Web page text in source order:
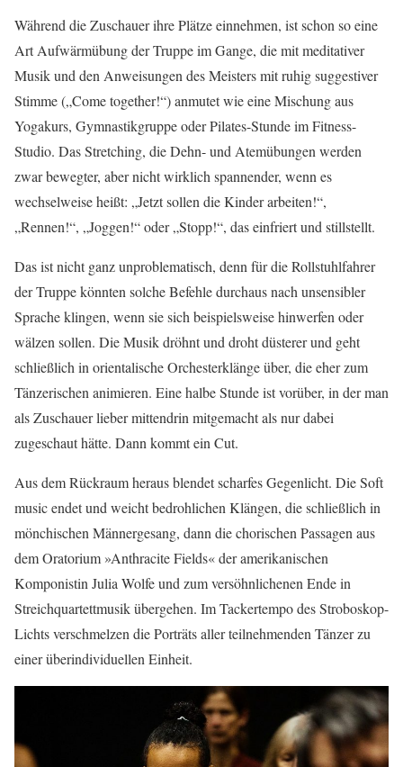
Während die Zuschauer ihre Plätze einnehmen, ist schon so eine
Art Aufwärmübung der Truppe im Gange, die mit meditativer
Musik und den Anweisungen des Meisters mit ruhig suggestiver
Stimme („Come together!“) anmutet wie eine Mischung aus
Yogakurs, Gymnastikgruppe oder Pilates-Stunde im Fitness-
Studio. Das Stretching, die Dehn- und Atemübungen werden
zwar bewegter, aber nicht wirklich spannender, wenn es
wechselweise heißt: „Jetzt sollen die Kinder arbeiten!“,
„Rennen!“, „Joggen!“ oder „Stopp!“, das einfriert und stillstellt.
Das ist nicht ganz unproblematisch, denn für die Rollstuhlfahrer
der Truppe könnten solche Befehle durchaus nach unsensibler
Sprache klingen, wenn sie sich beispielsweise hinwerfen oder
wälzen sollen. Die Musik dröhnt und droht düsterer und geht
schließlich in orientalische Orchesterklänge über, die eher zum
Tänzerischen animieren. Eine halbe Stunde ist vorüber, in der man
als Zuschauer lieber mittendrin mitgemacht als nur dabei
zugeschaut hätte. Dann kommt ein Cut.
Aus dem Rückraum heraus blendet scharfes Gegenlicht. Die Soft
music endet und weicht bedrohlichen Klängen, die schließlich in
mönchischen Männergesang, dann die chorischen Passagen aus
dem Oratorium »Anthracite Fields« der amerikanischen
Komponistin Julia Wolfe und zum versöhnlichenen Ende in
Streichquartettmusik übergehen. Im Tackertempo des Stroboskop-
Lichts verschmelzen die Porträts aller teilnehmenden Tänzer zu
einer überindividuellen Einheit.